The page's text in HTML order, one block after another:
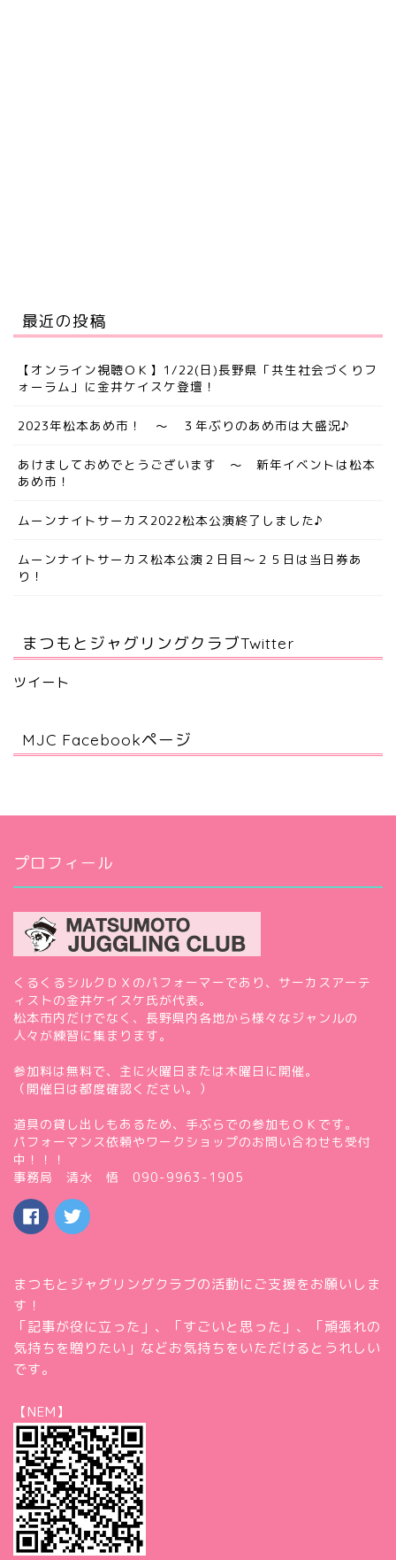
最近の投稿
【オンライン視聴ＯＫ】1/22(日)長野県「共生社会づくりフ
ォーラム」に金井ケイスケ登壇！
2023年松本あめ市！ ～ ３年ぶりのあめ市は大盛況♪
あけましておめでとうございます ～ 新年イベントは松本
あめ市！
ムーンナイトサーカス2022松本公演終了しました♪
ムーンナイトサーカス松本公演２日目～２５日は当日券あ
り！
まつもとジャグリングクラブTwitter
ツイート
MJC Facebookページ
プロフィール
くるくるシルクＤＸのパフォーマーであり、サーカスアーテ
ィストの金井ケイスケ氏が代表。
松本市内だけでなく、長野県内各地から様々なジャンルの
人々が練習に集まります。
参加料は無料で、主に火曜日または木曜日に開催。
（開催日は都度確認ください。）
道具の貸し出しもあるため、手ぶらでの参加もＯＫです。
パフォーマンス依頼やワークショップのお問い合わせも受付
中！！！
事務局 清水 悟 090-9963-1905
まつもとジャグリングクラブの活動にご支援をお願いしま
す！
「記事が役に立った」、「すごいと思った」、「頑張れの
気持ちを贈りたい」などお気持ちをいただけるとうれしい
です。
【NEM】